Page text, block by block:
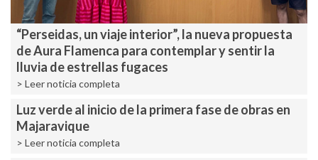
“Perseidas, un viaje interior”, la nueva propuesta
de Aura Flamenca para contemplar y sentir la
lluvia de estrellas fugaces
> Leer noticia completa
Luz verde al inicio de la primera fase de obras en
Majaravique
> Leer noticia completa